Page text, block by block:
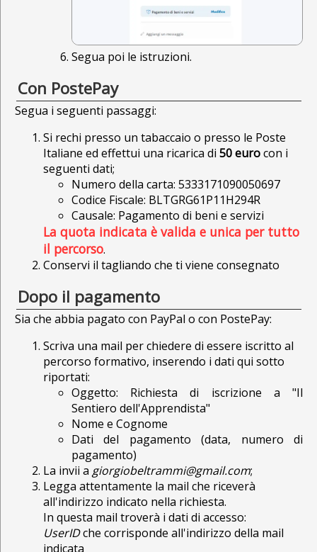
Segua poi le istruzioni.
Con PostePay
Segua i seguenti passaggi:
Si rechi presso un tabaccaio o presso le Poste
Italiane ed effettui una ricarica di 50 eurocon i
seguenti dati;
Numero della carta: 5333171090050697
Codice Fiscale: BLTGRG61P11H294R
Causale: Pagamento di beni e servizi
La quota indicata è valida e unica per tutto
il percorso.
Conservi il tagliando che ti viene consegnato
Dopo il pagamento
Sia che abbia pagato con PayPal o con PostePay:
Scriva una mail per chiedere di essere iscritto al
percorso formativo, inserendo i dati qui sotto
riportati:
Oggetto: Richiesta di iscrizione a "Il
Sentiero dell'Apprendista"
Nome e Cognome
Dati del pagamento (data, numero di
pagamento)
La invii a giorgiobeltrammi@gmail.com;
Legga attentamente la mail che riceverà
all'indirizzo indicato nella richiesta.
In questa mail troverà i dati di accesso:
UserIDche corrisponde all'indirizzo della mail
indicata